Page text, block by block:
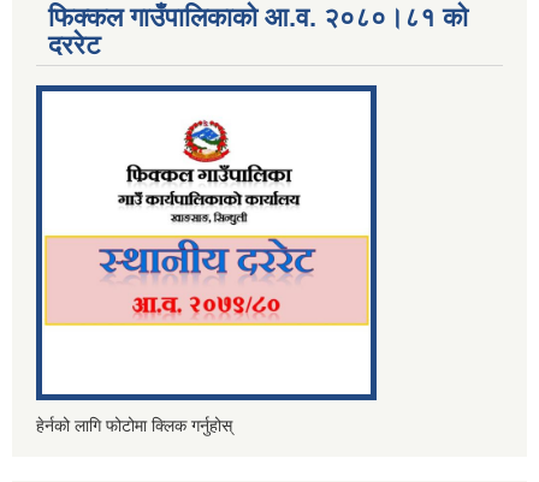
फिक्कल गाउँपालिकाको आ.व. २०८०।८१ को
दररेट
हेर्नको लागि फोटोमा क्लिक गर्नुहोस्